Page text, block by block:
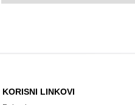
KORISNI LINKOVI